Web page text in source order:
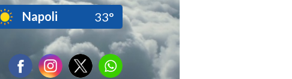
Napoli 33°